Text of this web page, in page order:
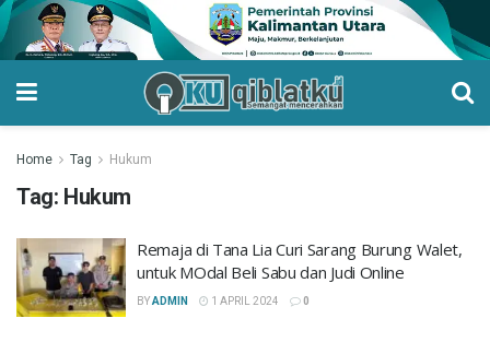
Home Tag Hukum
Tag: Hukum
Remaja di Tana Lia Curi Sarang Burung Walet,
untuk MOdal Beli Sabu dan Judi Online
BYADMIN 1 APRIL 2024 0